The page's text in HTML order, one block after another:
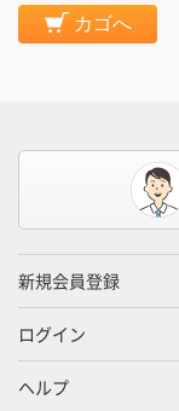
カゴへ
新規会員登録
ログイン
ヘルプ